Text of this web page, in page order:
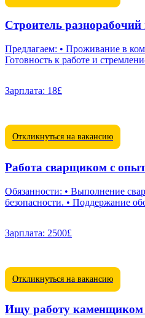
Строитель
Предлагаем: • Проживание в
Готовность к работе и
Зарплата: 18£
Откликнуться на вакансию
Работа сварщиком с
Обязанности: • Выполнение
безопасности. • Поддержание
Зарплата: 2500£
Откликнуться на вакансию
Ищу работу каменщиком